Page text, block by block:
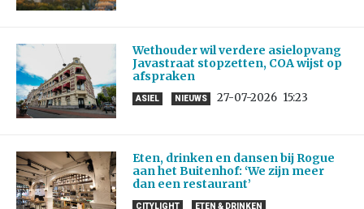
Wethouder wil verdere asielopvang
Javastraat stopzetten, COA wijst op
afspraken
ASIEL NIEUWS 27-07-2026 15:23
Eten, drinken en dansen bij Rogue
aan het Buitenhof: ‘We zijn meer
dan een restaurant’
CITYLIGHT ETEN & DRINKEN